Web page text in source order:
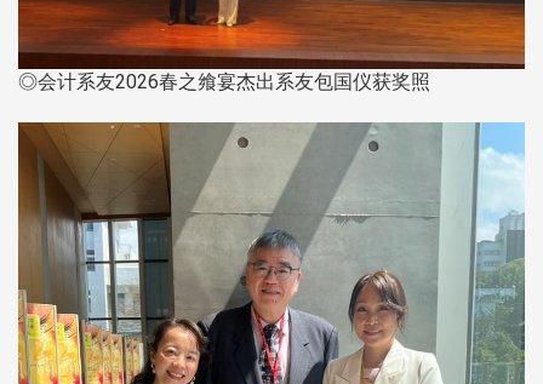
◎会计系友2026春之飨宴杰出系友包国仪获奖照